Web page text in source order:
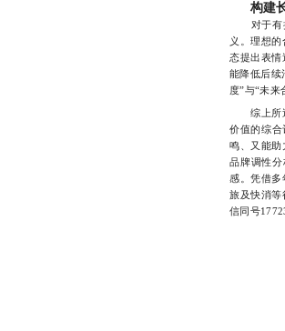
构建
对于有持
义。理想
态提出表情
能降低后续
度”与“未
综上所述
价值的综合
鸣、又能助
品牌调性
感。凭借多
旅及快消等
信同号